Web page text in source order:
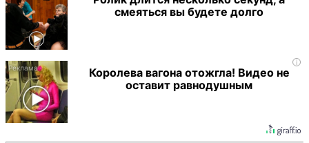
смеяться вы будете долго
i
Королева вагона отожгла! Видео не
оставит равнодушным